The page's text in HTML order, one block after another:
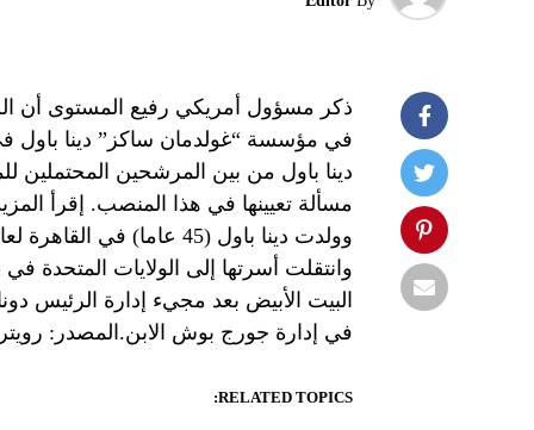
ذكر مسؤول أمريكي رفيع المستوى أن
في مؤسسة “غولدمان ساكز” دينا باول
دينا باول من بين المرشحين المحتملين
مسألة تعيينها في هذا المنصب. إقرأ
وولدت دينا باول (45
وانتقلت أسرتها إلى الولايات المتحدة
البيت الأبيض بعد مجيء إدارة الرئيس
في إدارة جورج بوش الابن.المصدر:
RELATED TOPICS: